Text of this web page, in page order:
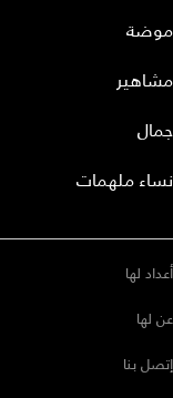
موضة
مشاهير
جمال
نساء ملهمات
أعداد لها
عن لها
إتصل بنا